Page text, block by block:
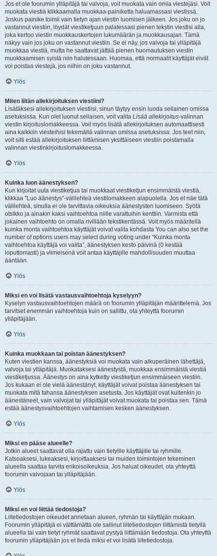
Jos et ole foorumin ylläpitäjä tai valvoja, voit muokata vain omia viestejäsi. Voit
muokata viestiä klikkaamalla muokkaa-painiketta haluamassasi viestissä.
Joskus painike toimii vain tietyn ajan viestin luomisen jälkeen. Jos joku on jo
vastannut viestiin, löydät viestiketjuun palatessasi pienen tekstin viestisi alla,
joka kertoo viestin muokkauskertojen lukumäärän ja muokkausajan. Tämä
näkyy vain jos joku on vastannut viestiin. Se ei näy, jos valvoja tai ylläpitäjä
muokkaa viestiä, mutta he saattavat jättää pienen huomautuksen viestin
muokkaamisen syistä niin halutessaan. Huomaa, että normaalit käyttäjät eivät
voi poistaa viestejä, jos niihin on joku vastannut.
Ylös
Miten liitän allekirjoituksen viestiini?
Lisätäksesi allekirjoituksen viestiisi, sinun täytyy ensin luoda sellainen omissa
asetuksissa. Kun olet luonut sellaisen, voit valita Lisää allekirjoitus-valinnan
viestin kirjoituslomakkeessa. Voit myös lisätä allekirjoituksen automaattisesti
aina kaikkiin viesteihisi tekemällä valinnan omissa asetuksissa. Jos teet niin,
voit silti estää allekirjoituksen liittämisen yksittäiseen viestiin poistamalla
valinnan viestinkirjoituslomakkeessa.
Ylös
Kuinka luon äänestyksen?
Kun kirjoitat uuta viestiketjua tai muokkaat viestiketjun ensimmäistä viestiä,
klikkaa "Luo äänestys"-välilehteä viestilomakkeen alapuolella. Jos et näe tätä
välilehteä, sinulla ei ole tarvittavia oikeuksia äänestysten luomiseen. Syötä
otsikko ja ainakin kaksi vaihtoehtoa niille varattuihin kenttiin. Varmista että
jokainen vaihtoehto on omalla rivillään tekstikentässä. Voit myös määritellä
kuinka monta vaihtoehtoa käyttäjät voivat valita kohdasta You can also set the
number of options users may select during voting under “Kuinka monta
vaihtoehtoa käyttäjä voi valita”, äänestyksen kesto päivinä (0 kestää
loputtomasti) ja viimeisenä voit antaa käyttäjille mahdollisuuden muuttaa
ääntään.
Ylös
Miksi en voi lisätä vastausvaihtoehtoja kyselyyn?
Kyselyn vastausvaihtoehtojen määrä on foorumin ylläpitäjän määrittelemä. Jos
tarvitset enemmän vaihtoehtoja kuin on sallittu, ota yhteyttä foorumin
ylläpitäjään.
Ylös
Kuinka muokkaan tai poistan äänestyksen?
Kuten viestien kanssa, äänestyksiä voi muokata vain alkuperäinen lähettäjä,
valvoja tai ylläpitäjä. Muokataksesi äänestystä, muokkaa ensimmäistä viestiä
viestiketjussa. Äänestys on aina kytketty viestiketjun ensimmäiseen viestiin.
Jos kukaan ei ole vielä äänestänyt, käyttäjät voivat poistaa äänestyksen tai
muokata mitä tahansa äänestyksen asetusta. Jos käyttäjät ovat kuitenkin jo
äänestäneet, vain valvojat tai ylläpitäjät voivat muokata tai poistaa sen. Tämä
estää äänestysvaihtoehtojen vaihtamisen kesken äänestyksen.
Ylös
Miksi en pääse alueelle?
Jotkin alueet saattavat olla rajattu vain tietyille käyttäjille tai ryhmille.
Katsoaksesi, lukeaksesi, kirjoittaaksesi tai muiden toimintojen tekeminen
alueella saattaa tarvita erikoisoikeuksia. Jos haluat oikeudet, ota yhteyttä
foorumin valvojaan tai ylläpitäjään.
Ylös
Miksi en voi liittää tiedostoja?
Liitetiedostojen oikeudet annetaan alueen, ryhmän tai käyttäjän mukaan.
Foorumin ylläpitäjä ei välttämättä ole sallinut liitetiedostojen liittämistä tietyllä
alueella tai vain tietyt ryhmät saattavat pystyä liittämään tiedostoja. Ota yhteyttä
foorumin ylläpitäjään jos et tiedä miksi et voi lisätä liitetiedostoja.